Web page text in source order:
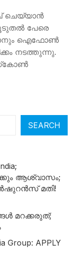
ചെയ്യാൻ
പേരെ
ഐഫോൺ
നടത്തുന്നു.
SEARCH
ആശ്വാസം;
മതി!
മറക്കരുത്;
Group: APPLY